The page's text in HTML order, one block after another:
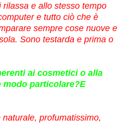
e allo stesso tempo
e tutto ciò che è
sempre cose nuove e
Sono testarda e prima o
ai cosmetici o alla
modo particolare?E
profumatissimo,